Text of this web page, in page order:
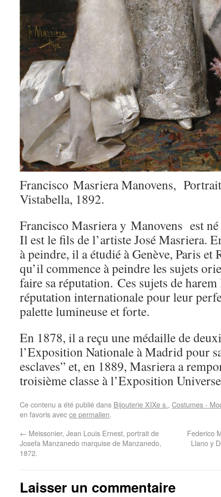
Francisco Masriera Manovens,
Vistabella, 1892.
Francisco Masriera y Manovens est
Il est le fils de l’artiste José Masriera.
à peindre, il a étudié à Genève, Paris et
qu’il commence à peindre les sujets
faire sa réputation. Ces sujets de
réputation internationale pour leur
palette lumineuse et forte.
En 1878, il a reçu une médaille de
l’Exposition Nationale à Madrid pour
esclaves” et, en 1889, Masriera a
troisième classe à l’Exposition
Ce contenu a été publié dans Bijouterie XIXe s., Costumes -
en favoris avecce permalien.
← Meissonier, Jean Louis Ernest, portrait de
Josefa Manzanedo marquise de Manzanedo,
1872.
Federico
Llano y
Laisser un commentaire